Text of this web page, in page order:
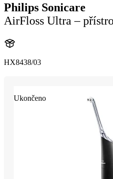
Philips Sonicare
AirFloss Ultra –
HX8438/03
Ukončeno